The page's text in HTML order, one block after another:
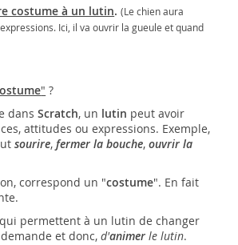
costume à un lutin.(Le chien aura
Ici, il va ouvrir la gueule et quand
" ?
dansScratch, un lutin peut avoir
attitudes ou expressions. Exemple,
sourire,fermer la bouche,ouvrir la
correspond un "costume". En fait
permettent à un lutin de changer
et donc, d'animerle lutin.